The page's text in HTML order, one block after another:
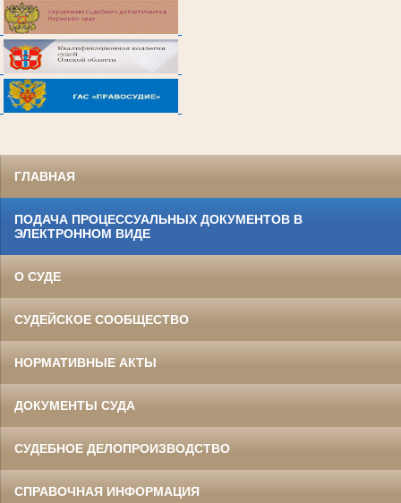
ГЛАВНАЯ
ПОДАЧА ПРОЦЕССУАЛЬНЫХ ДОКУМЕНТОВ В
ЭЛЕКТРОННОМ ВИДЕ
О СУДЕ
СУДЕЙСКОЕ СООБЩЕСТВО
НОРМАТИВНЫЕ АКТЫ
ДОКУМЕНТЫ СУДА
СУДЕБНОЕ ДЕЛОПРОИЗВОДСТВО
СПРАВОЧНАЯ ИНФОРМАЦИЯ